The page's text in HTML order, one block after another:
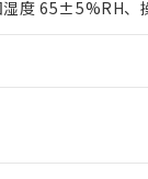
度 65±5%RH、
当社にご登録さ
に関するお客様
ド
証明書
）
を証明するもの
門へお問い合わ
庫状況の情報を公